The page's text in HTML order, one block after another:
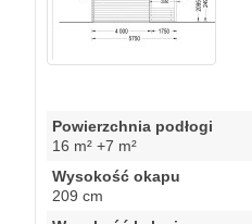
Powierzchnia podłogi
16 m² +7 m²
Wysokość okapu
209 cm